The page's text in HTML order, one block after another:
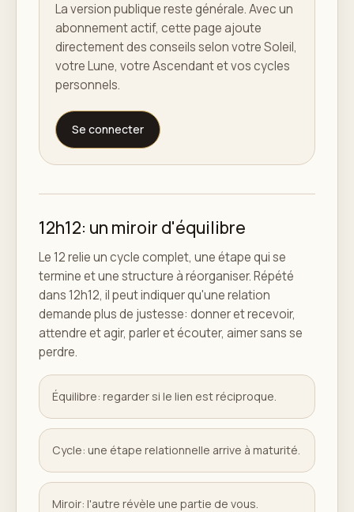
La version publique reste générale. Avec un
abonnement actif, cette page ajoute
directement des conseils selon votre Soleil,
votre Lune, votre Ascendant et vos cycles
personnels.
Se connecter
12h12: un miroir d'équilibre
Le 12 relie un cycle complet, une étape qui se
termine et une structure à réorganiser. Répété
dans 12h12, il peut indiquer qu'une relation
demande plus de justesse: donner et recevoir,
attendre et agir, parler et écouter, aimer sans se
perdre.
Équilibre: regarder si le lien est réciproque.
Cycle: une étape relationnelle arrive à maturité.
Miroir: l'autre révèle une partie de vous.